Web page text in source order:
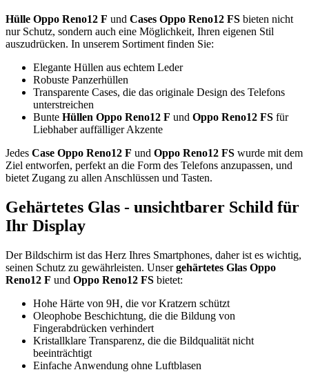
Hülle Oppo Reno12 F und Cases Oppo Reno12 FS bieten nicht
nur Schutz, sondern auch eine Möglichkeit, Ihren eigenen Stil
auszudrücken. In unserem Sortiment finden Sie:
Elegante Hüllen aus echtem Leder
Robuste Panzerhüllen
Transparente Cases, die das originale Design des Telefons
unterstreichen
Bunte Hüllen Oppo Reno12 F und Oppo Reno12 FS für
Liebhaber auffälliger Akzente
Jedes Case Oppo Reno12 F und Oppo Reno12 FS wurde mit dem
Ziel entworfen, perfekt an die Form des Telefons anzupassen, und
bietet Zugang zu allen Anschlüssen und Tasten.
Gehärtetes Glas - unsichtbarer Schild für
Ihr Display
Der Bildschirm ist das Herz Ihres Smartphones, daher ist es wichtig,
seinen Schutz zu gewährleisten. Unsergehärtetes Glas Oppo
Reno12 F und Oppo Reno12 FS bietet:
Hohe Härte von 9H, die vor Kratzern schützt
Oleophobe Beschichtung, die die Bildung von
Fingerabdrücken verhindert
Kristallklare Transparenz, die die Bildqualität nicht
beeinträchtigt
Einfache Anwendung ohne Luftblasen